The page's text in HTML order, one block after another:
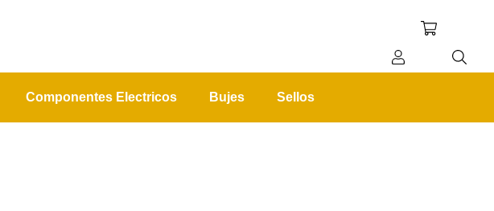
Componentes Electricos Bujes Sellos